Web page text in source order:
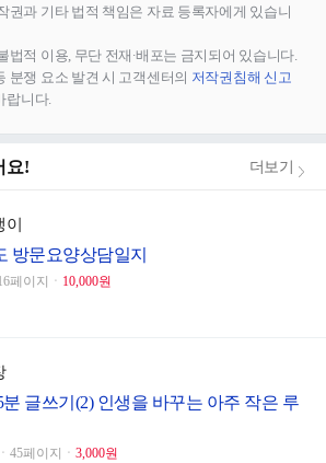
권과 기타 법적 책임은 자료 등록자에게 있습니
법적 이용, 무단 전재∙배포는 금지되어 있습니다.
분쟁 요소 발견 시 고객센터의 저작권침해 신고
랍니다.
요! 더보기
방문요양상담일지
페이지ㆍ 10,000원
분 글쓰기(2) 인생을 바꾸는 아주 작은 루
45페이지ㆍ 3,000원